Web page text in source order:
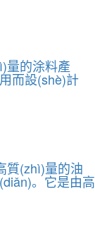
量的涂料產
而設(shè)計
質(zhì)量的油
。它是由高